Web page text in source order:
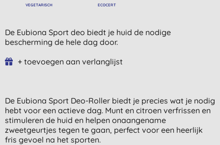
VEGETARISCH ECOCERT
De Eubiona Sport deo biedt je huid de nodige
bescherming de hele dag door.
+ toevoegen aan verlanglijst
De Eubiona Sport Deo-Roller biedt je precies wat je nodig
hebt voor een actieve dag. Munt en citroen verfrissen en
stimuleren de huid en helpen onaangename
zweetgeurtjes tegen te gaan, perfect voor een heerlijk
fris gevoel na het sporten.